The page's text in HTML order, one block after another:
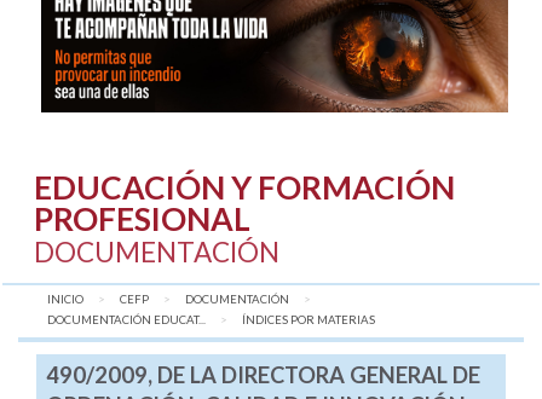
EDUCACIÓN Y FORMACIÓN
PROFESIONAL
DOCUMENTACIÓN
INICIO CEFP
DOCUMENTACIÓN
DOCUMENTACIÓN EDUCAT...
AQUÍ:
ÍNDICES POR MATERIAS
490/2009, DE LA DIRECTORA GENERAL DE